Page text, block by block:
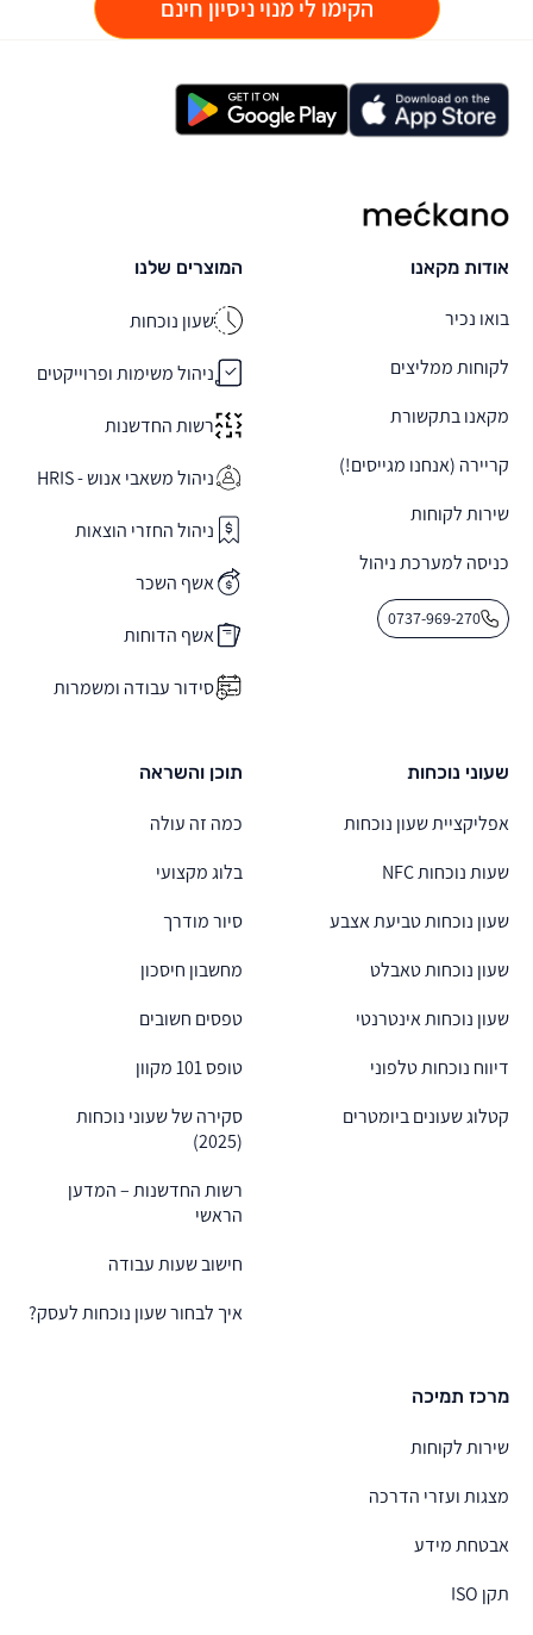
הקימו לי מנוי ניסיון חינם
מקאנו
אודות מקאנו
בואו נכיר
לקוחות ממליצים
מקאנו בתקשורת
קריירה (אנחנו מגייסים!)
שירות לקוחות
כניסה למערכת ניהול
0737-969-270
המוצרים שלנו
שעון נוכחות
ניהול משימות ופרוייקטים
רשות החדשנות
ניהול משאבי אנוש - HRIS
ניהול החזרי הוצאות
אשף השכר
אשף הדוחות
סידור עבודה ומשמרות
שעוני נוכחות
אפליקציית שעון נוכחות
שעות נוכחות NFC
שעון נוכחות טביעת אצבע
שעון נוכחות טאבלט
שעון נוכחות אינטרנטי
דיווח נוכחות טלפוני
קטלוג שעונים ביומטרים
תוכן והשראה
כמה זה עולה
בלוג מקצועי
סיור מודרך
מחשבון חיסכון
טפסים חשובים
טופס 101 מקוון
סקירה של שעוני נוכחות
(2025)
רשות החדשנות – המדען
הראשי
חישוב שעות עבודה
איך לבחור שעון נוכחות לעסק?
מרכז תמיכה
שירות לקוחות
מצגות ועזרי הדרכה
אבטחת מידע
תקן ISO